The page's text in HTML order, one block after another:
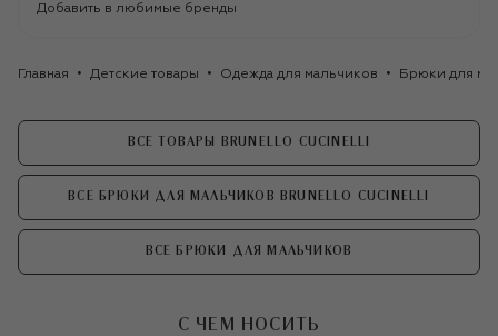
Добавить в любимые бренды
Главная Детские товары Одежда для мальчиков Брюки для
ВСЕ ТОВАРЫ BRUNELLO CUCINELLI
ВСЕ БРЮКИ ДЛЯ МАЛЬЧИКОВ BRUNELLO CUCINELLI
ВСЕ БРЮКИ ДЛЯ МАЛЬЧИКОВ
С ЧЕМ НОСИТЬ